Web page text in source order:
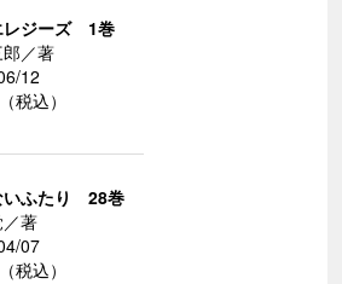
レジーズ 1巻
／著
12
税込）
いふたり 28巻
著
07
税込）